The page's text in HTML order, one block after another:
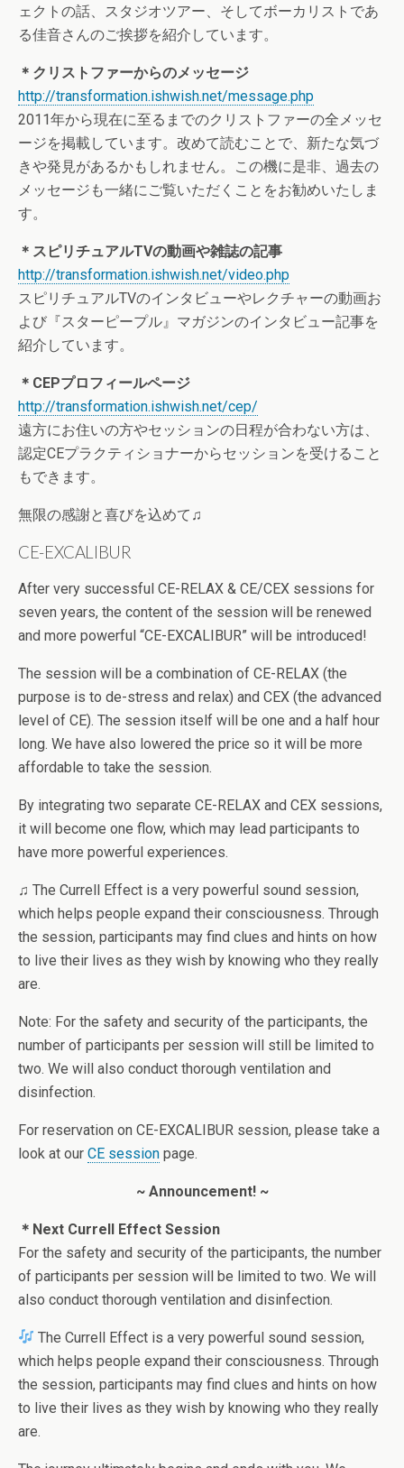
ェクトの話、スタジオツアー、そしてボーカリストであ
る佳音さんのご挨拶を紹介しています。
＊クリストファーからのメッセージ
http://transformation.ishwish.net/message.php
2011年から現在に至るまでのクリストファーの全メッセ
ージを掲載しています。改めて読むことで、新たな気づ
きや発見があるかもしれません。この機に是非、過去の
メッセージも一緒にご覧いただくことをお勧めいたしま
す。
＊スピリチュアルTVの動画や雑誌の記事
http://transformation.ishwish.net/video.php
スピリチュアルTVのインタビューやレクチャーの動画お
よび『スターピープル』マガジンのインタビュー記事を
紹介しています。
＊CEPプロフィールページ
http://transformation.ishwish.net/cep/
遠方にお住いの方やセッションの日程が合わない方は、
認定CEプラクティショナーからセッションを受けること
もできます。
無限の感謝と喜びを込めて♫
CE-EXCALIBUR
After very successful CE-RELAX & CE/CEX sessions for
seven years, the content of the session will be renewed
and more powerful “CE-EXCALIBUR” will be introduced!
The session will be a combination of CE-RELAX (the
purpose is to de-stress and relax) and CEX (the advanced
level of CE). The session itself will be one and a half hour
long. We have also lowered the price so it will be more
affordable to take the session.
By integrating two separate CE-RELAX and CEX sessions,
it will become one flow, which may lead participants to
have more powerful experiences.
♫ The Currell Effect is a very powerful sound session,
which helps people expand their consciousness. Through
the session, participants may find clues and hints on how
to live their lives as they wish by knowing who they really
are.
Note: For the safety and security of the participants, the
number of participants per session will still be limited to
two. We will also conduct thorough ventilation and
disinfection.
For reservation on CE-EXCALIBUR session, please take a
look at our CE session page.
~ Announcement! ~
＊Next Currell Effect Session
For the safety and security of the participants, the number
of participants per session will be limited to two. We will
also conduct thorough ventilation and disinfection.
The Currell Effect is a very powerful sound session,
which helps people expand their consciousness. Through
the session, participants may find clues and hints on how
to live their lives as they wish by knowing who they really
are.